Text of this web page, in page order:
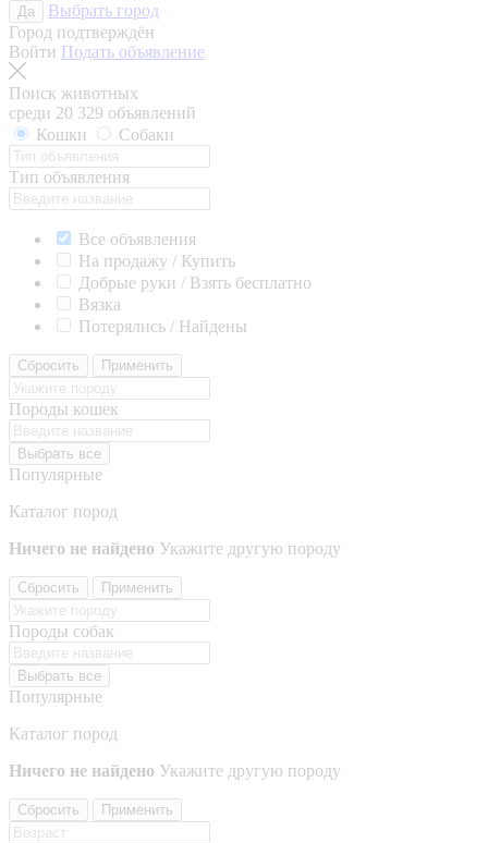
Да
Выбрать город
Город подтверждён
Войти Подать объявление
Поиск животных
среди 20 329 объявлений
Кошки
Собаки
Тип объявления
Все объявления
На продажу / Купить
Добрые руки / Взять бесплатно
Вязка
Потерялись / Найдены
Сбросить Применить
Породы кошек
Выбрать все
Популярные
Каталог пород
Ничего не найдено Укажите другую породу
Сбросить Применить
Породы собак
Выбрать все
Популярные
Каталог пород
Ничего не найдено Укажите другую породу
Сбросить Применить